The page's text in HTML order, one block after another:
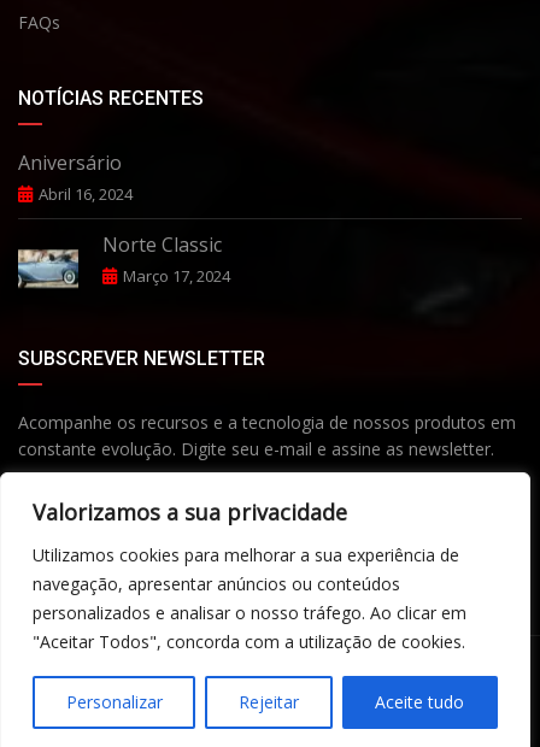
Valorizamos a sua privacidade
Utilizamos cookies para melhorar a sua experiência de
navegação, apresentar anúncios ou conteúdos
personalizados e analisar o nosso tráfego. Ao clicar em
"Aceitar Todos", concorda com a utilização de cookies.
Personalizar Rejeitar Aceite tudo
FAQs
NOTÍCIAS RECENTES
Aniversário
Abril 16, 2024
Norte Classic
Março 17, 2024
SUBSCREVER NEWSLETTER
Acompanhe os recursos e a tecnologia de nossos produtos em
constante evolução. Digite seu e-mail e assine as newsletter.
Subscribe
©Copyright 2026Stand Henrique- Desenvolvido por Inforvez,
Lda.